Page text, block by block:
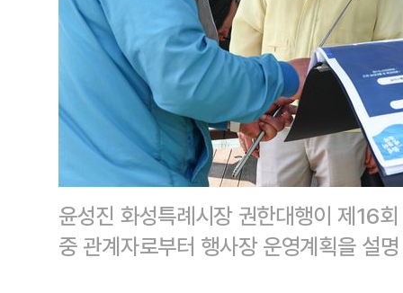
윤성진 화성특례시장 권한대행이 제16
중 관계자로부터 행사장 운영계획을 설